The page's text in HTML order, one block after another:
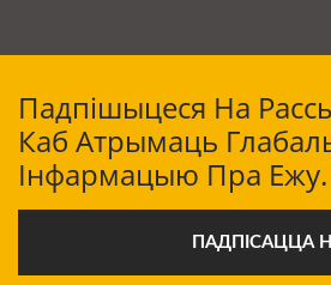
Падпішыцеся На
Каб Атрымаць
Інфармацыю Пра Ежу.
ПАДПІСАЦЦА